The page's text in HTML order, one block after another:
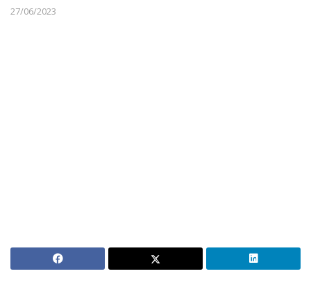
27/06/2023